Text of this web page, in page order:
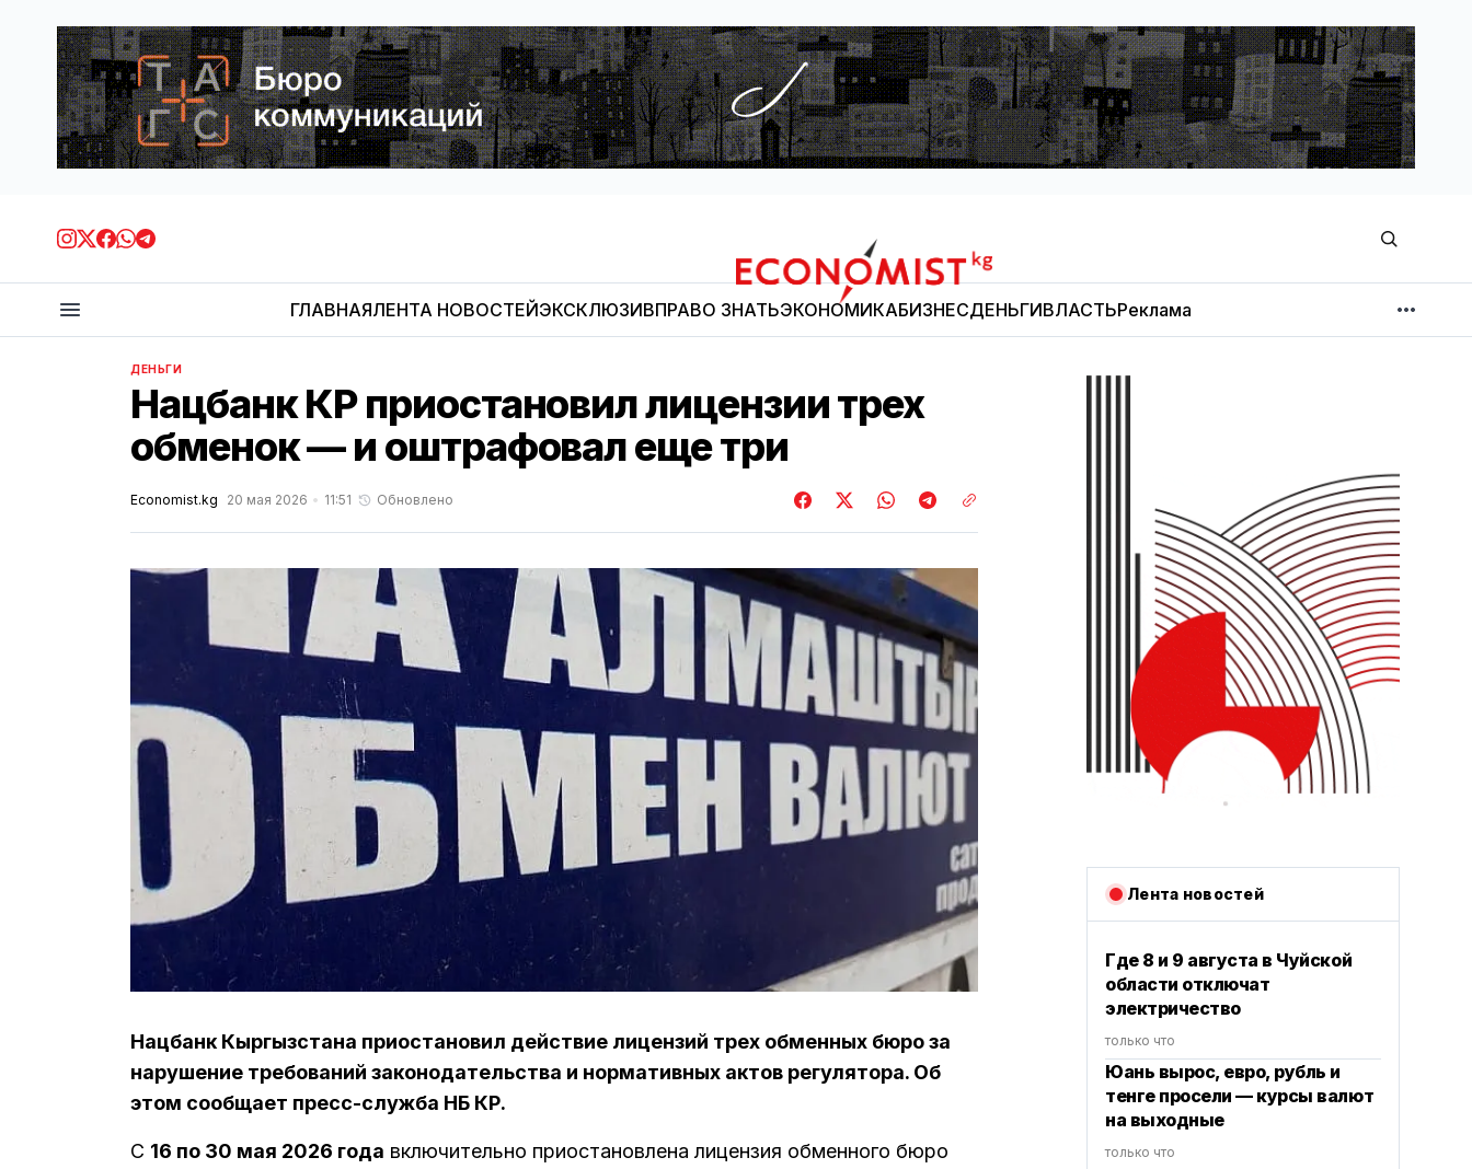
Economist.kg
ГЛАВНАЯЛЕНТА НОВОСТЕЙЭКСКЛЮЗИВПРАВО ЗНАТЬЭКОНОМИКАБИЗНЕСДЕНЬГИВЛАСТЬРеклама
МНЕНИЕ
ДЕНЬГИ
Нацбанк КР приостановил лицензии трех
обменок — и оштрафовал еще три
Economist.kg 20 мая 2026 11:51 Обновлено
Нацбанк Кыргызстана приостановил действие лицензий трех обменных бюро за
нарушение требований законодательства и нормативных актов регулятора. Об
этом сообщает пресс-служба НБ КР.
С 16 по 30 мая 2026 года включительно приостановлена лицензия обменного бюро
Лента новостей
Где 8 и 9 августа в Чуйской
области отключат
электричество
только что
Юань вырос, евро, рубль и
тенге просели — курсы валют
на выходные
только что